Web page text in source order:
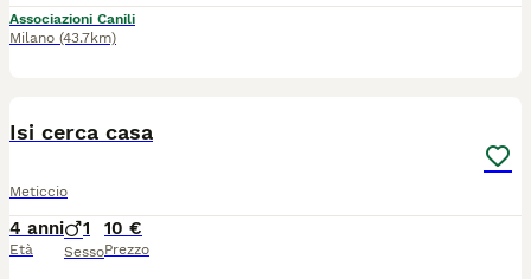
Associazioni Canili
Milano (43.7km)
Isi cerca casa
Meticcio
4 anni
Età
1
Sesso
10 €
Prezzo